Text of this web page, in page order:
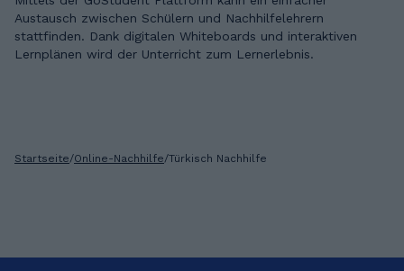
Austausch zwischen Schülern und Nachhilfelehrern
stattfinden. Dank digitalen Whiteboards und interaktiven
Lernplänen wird der Unterricht zum Lernerlebnis.
Startseite/Online-Nachhilfe/Türkisch Nachhilfe